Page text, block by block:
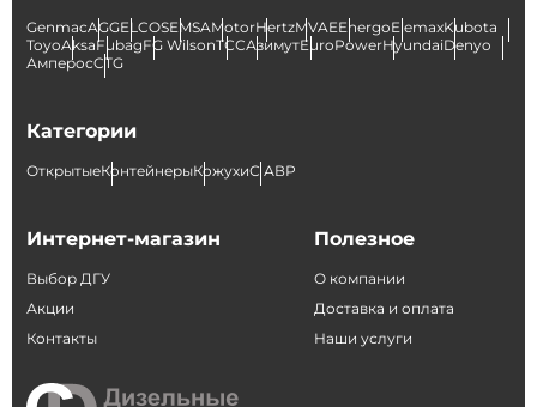
GenmacAGGELCOSEMSAMotorHertzMVAEEnergoElemaxKubota
ToyoAksaFubagFG WilsonТССАзимутEuroPowerHyundaiDenyo
АмперосCTG
Категории
ОткрытыеКонтейнерыКожухиС АВР
Интернет-магазин
Выбор ДГУ
Акции
Контакты
Полезное
О компании
Доставка и оплата
Наши услуги